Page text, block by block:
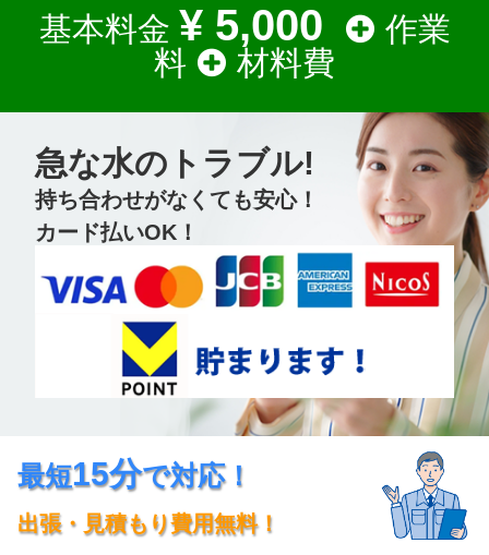
基本料金 ¥ 5,000
作業
料
材料費
急な水のトラブル!
持ち合わせがなくても安心！
カード払いOK！
最短15分で対応！
出張・見積もり費用無料！